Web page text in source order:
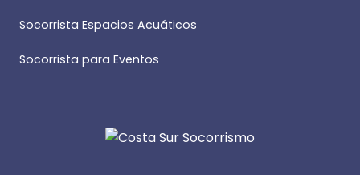
Socorrista Espacios Acuáticos
Socorrista para Eventos